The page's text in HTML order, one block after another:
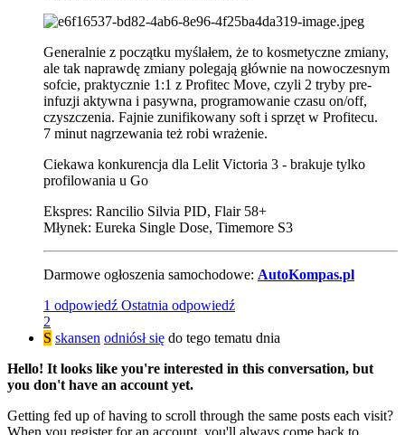
Generalnie z początku myślałem, że to kosmetyczne zmiany,
ale tak naprawdę zmiany polegają głównie na nowoczesnym
sofcie, praktycznie 1:1 z Profitec Move, czyli 2 tryby pre-
infuzji aktywna i pasywna, programowanie czasu on/off,
czyszczenia. Fajnie zunifikowany soft i sprzęt w Profitecu.
7 minut nagrzewania też robi wrażenie.
Ciekawa konkurencja dla Lelit Victoria 3 - brakuje tylko
profilowania u Go
Ekspres: Rancilio Silvia PID, Flair 58+
Młynek: Eureka Single Dose, Timemore S3
Darmowe ogłoszenia samochodowe: AutoKompas.pl
1 odpowiedź Ostatnia odpowiedź
2
S skansen odniósł się do tego tematu dnia
Hello! It looks like you're interested in this conversation, but
you don't have an account yet.
Getting fed up of having to scroll through the same posts each visit?
When you register for an account, you'll always come back to